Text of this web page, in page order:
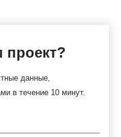
данные,
в течение 10 минут.